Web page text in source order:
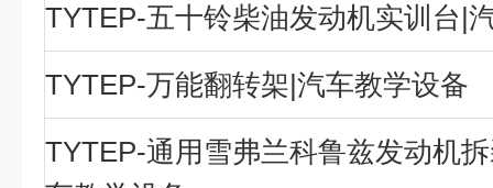
TYTEP-五十铃柴油发动机实训台|
TYTEP-万能翻转架|汽车教学设备
TYTEP-通用雪弗兰科鲁兹发动机